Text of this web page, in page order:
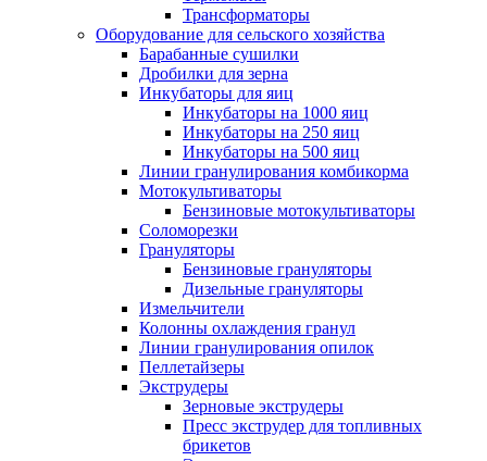
Трансформаторы
Оборудование для сельского хозяйства
Барабанные сушилки
Дробилки для зерна
Инкубаторы для яиц
Инкубаторы на 1000 яиц
Инкубаторы на 250 яиц
Инкубаторы на 500 яиц
Линии гранулирования комбикорма
Мотокультиваторы
Бензиновые мотокультиваторы
Соломорезки
Грануляторы
Бензиновые грануляторы
Дизельные грануляторы
Измельчители
Колонны охлаждения гранул
Линии гранулирования опилок
Пеллетайзеры
Экструдеры
Зерновые экструдеры
Пресс экструдер для топливных
брикетов